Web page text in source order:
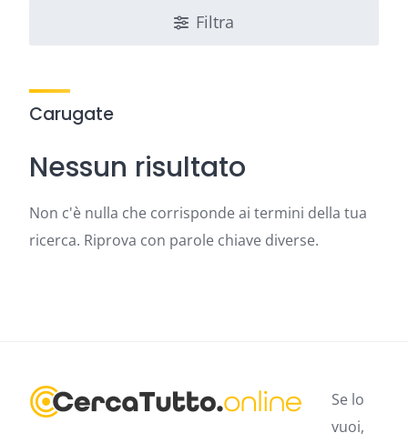
Filtra
Carugate
Nessun risultato
Non c'è nulla che corrisponde ai termini della tua
ricerca. Riprova con parole chiave diverse.
Se lo
vuoi,